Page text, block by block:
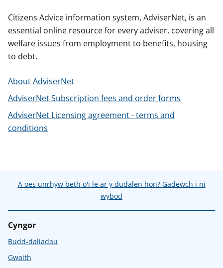
wCitizens Advice information system, AdviserNet, is an
essential online resource for every adviser, covering all
welfare issues from employment to benefits, housing
to debt.
About AdviserNet
AdviserNet Subscription fees and order forms
AdviserNet Licensing agreement - terms and
conditions
A oes unrhyw beth o'i le ar y dudalen hon? Gadewch i ni
wybod
Cyngor
Budd-daliadau
Gwaith